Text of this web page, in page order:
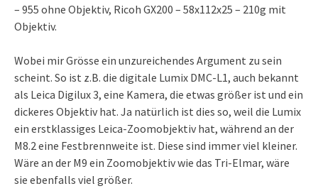
– 955 ohne Objektiv, Ricoh GX200 – 58x112x25 – 210g mit
Objektiv.
Wobei mir Grösse ein unzureichendes Argument zu sein
scheint. So ist z.B. die digitale Lumix DMC-L1, auch bekannt
als Leica Digilux 3, eine Kamera, die etwas größer ist und ein
dickeres Objektiv hat. Ja natürlich ist dies so, weil die Lumix
ein erstklassiges Leica-Zoomobjektiv hat, während an der
M8.2 eine Festbrennweite ist. Diese sind immer viel kleiner.
Wäre an der M9 ein Zoomobjektiv wie das Tri-Elmar, wäre
sie ebenfalls viel größer.